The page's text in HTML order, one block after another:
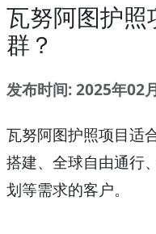
瓦努阿图护照
群？
发布时间: 2025年02
瓦努阿图护照项目适
搭建、全球自由通行
划等需求的客户。